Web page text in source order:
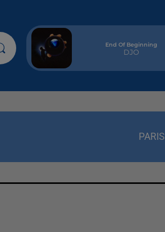
End Of Beginning
DJO
PARIS